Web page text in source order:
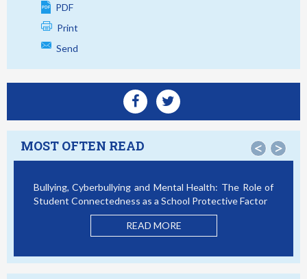
PDF
Print
Send
MOST OFTEN READ < >
Cyberbullying and Mental Health: The Role of
Connectedness as a School Protective Factor
READ MORE